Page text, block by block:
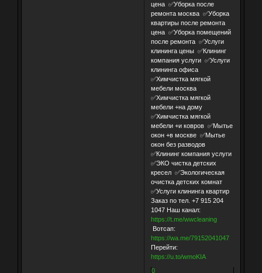
цена ✅Уборка после
ремонта москва ✅Уборка
квартиры после ремонта
цена ✅Уборка помещений
после ремонта ✅Услуги
клининга цены ✅Клининг
компания услуги ✅Услуги
клининга офиса
✅Химчистка мягкой
мебели москва
✅Химчистка мягкой
мебели +на дому
✅Химчистка мягкой
мебели +и ковров ✅Мытье
окон +в москве ✅Мытье
окон без разводов
✅Клининг компания услуги
✅ЭКО чистка детских
кресел ✅Экологическая
очистка детских комнат
✅Услуги клининга квартир
Заказ по тел. +7 915 204
1047 Наш канал:
https://t.me/wwcleaning
Вотсап:
https://wa.me/79152041047
Перейти:
https://u.to/wmoKIA
0